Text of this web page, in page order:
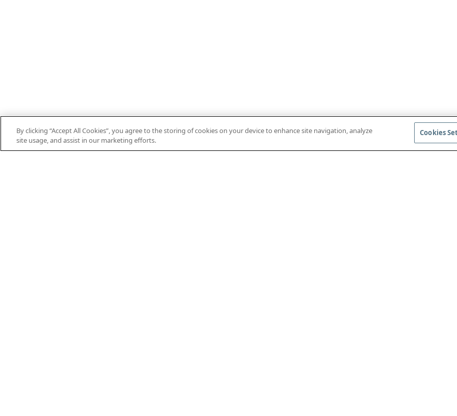
ENDEESFR PT THEIFAB.COM ACESSAR AS
By clicking “Accept All Cookies”, you agree to the storing of cookies on your device to enhance site navigation, analyze
site usage, and assist in our marketing efforts.
Cookies